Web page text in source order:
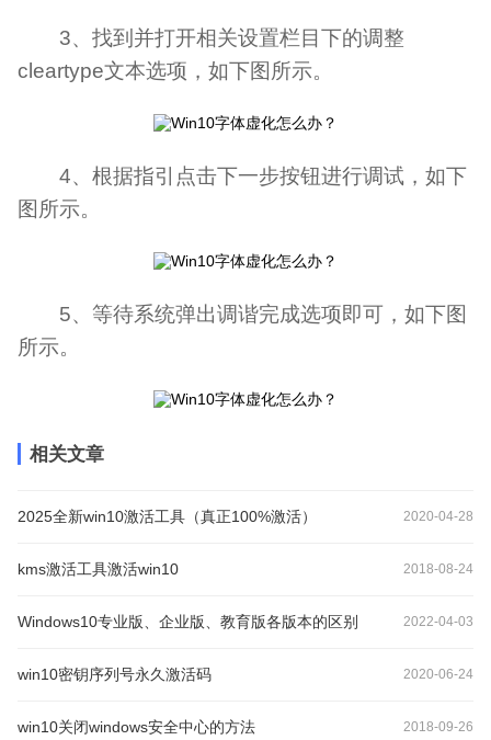
3、找到并打开相关设置栏目下的调整
cleartype文本选项，如下图所示。
4、根据指引点击下一步按钮进行调试，如下
图所示。
5、等待系统弹出调谐完成选项即可，如下图
所示。
相关文章
2025全新win10激活工具（真正100%激活） 2020-04-28
kms激活工具激活win10 2018-08-24
Windows10专业版、企业版、教育版各版本的区别 2022-04-03
win10密钥序列号永久激活码 2020-06-24
win10关闭windows安全中心的方法 2018-09-26